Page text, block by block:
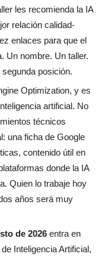
les recomienda la IA
relación calidad-
enlaces para que el
Un nombre. Un taller.
posición.
Optimization, y es
artificial. No
técnicos
una ficha de Google
contenido útil en
donde la IA
Quien lo trabaje hoy
años será muy
de 2026 entra en
Inteligencia Artificial,